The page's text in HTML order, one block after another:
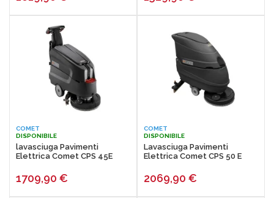
COMET
DISPONIBILE
lavasciuga Pavimenti
Elettrica Comet CPS 45E
1709,90 €
COMET
DISPONIBILE
Lavasciuga Pavimenti
Elettrica Comet CPS 50 E
2069,90 €